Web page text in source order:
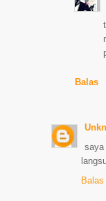
Balas
Balas